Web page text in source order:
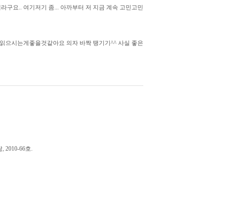
구요.. 여기저기 좀... 아까부터 저 지금 계속 고민고민
으시는게좋을것같아요 의자 바짝 땡기기^^ 사실 좋은
2010-66호.